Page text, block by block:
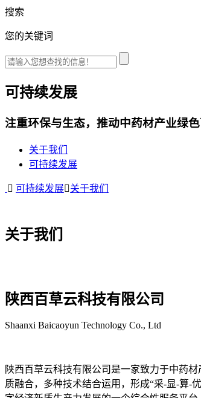
搜索
您的关键词
可持续发展
注重环保与生态，推动中药材产业绿
关于我们
可持续发展
可持续发展 关于我们
关于我们
陕西百草云科技有限公司
Shaanxi Baicaoyun Technology Co., Ltd
陕西百草云科技有限公司是一家致力于中药
质融合，多种技术结合运用，形成“采-显-算-